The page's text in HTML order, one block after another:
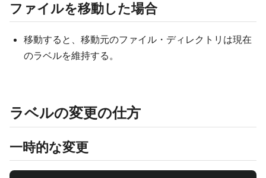
ファイルを移動した場合
移動すると、移動元のファイル・ディレクトリは現在
のラベルを維持する。
ラベルの変更の仕方
一時的な変更